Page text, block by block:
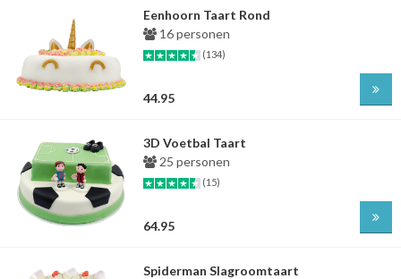
Eenhoorn Taart Rond
16 personen
(134)
44.95
3D Voetbal Taart
25 personen
(15)
64.95
Spiderman Slagroomtaart